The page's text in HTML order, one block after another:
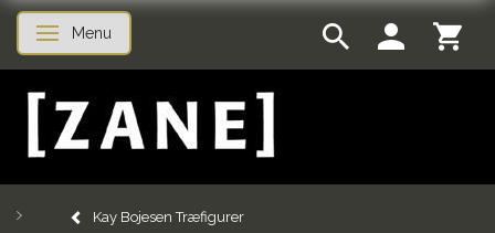
Toggle navigation
Menu
Kay Bojesen Træfigurer